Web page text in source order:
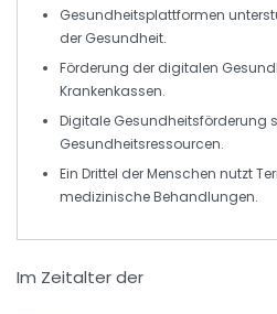
Gesundheitsplattformen
der Gesundheit.
Förderung der digitalen
Krankenkassen.
Digitale Gesundheitsförderung
Gesundheitsressourcen.
Ein Drittel der Menschen nutzt
medizinische Behandlungen.
Im Zeitalter der